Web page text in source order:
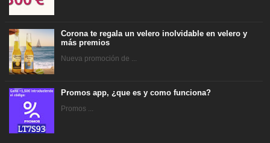
Corona te regala un velero inolvidable en velero y
más premios
Nueva promoción de ...
Promos app, ¿que es y como funciona?
Promos ...